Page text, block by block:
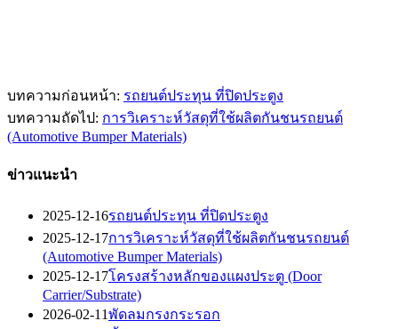
บทความก่อนหน้า: รถยนต์ประทุน ที่ปิดประตูง
บทความถัดไป: การวิเคราะห์วัสดุที่ใช้ผลิตกันชนรถยนต์
(Automotive Bumper Materials)
ข่าวแนะนำ
2025-12-16รถยนต์ประทุน ที่ปิดประตูง
2025-12-17การวิเคราะห์วัสดุที่ใช้ผลิตกันชนรถยนต์
(Automotive Bumper Materials)
2025-12-17โครงสร้างหลักของแผงประตู (Door
Carrier/Substrate)
2026-02-11พัดลมกรงกระรอก